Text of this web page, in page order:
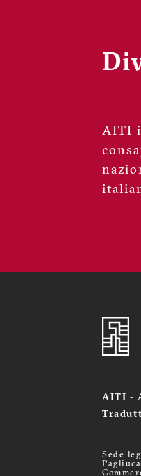
AITI
AITI -
Sede